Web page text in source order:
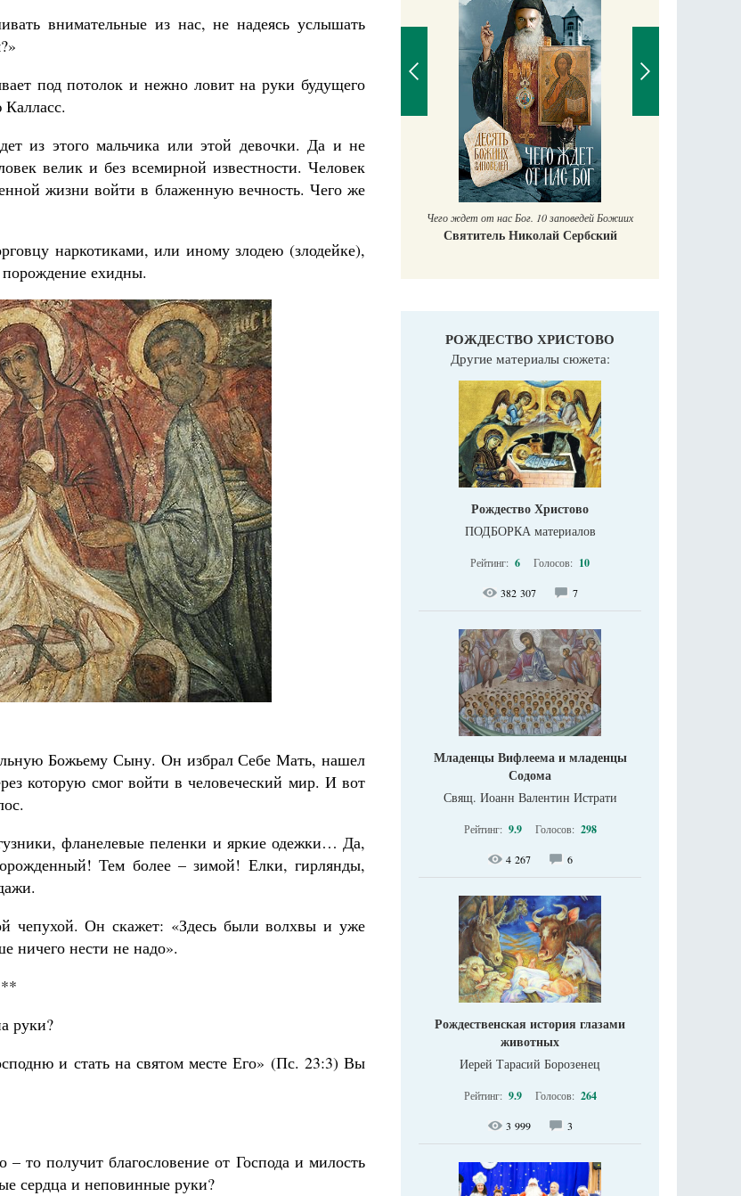
внимательные из нас, не надеясь услышать
под потолок и нежно ловит на руки будущего
из этого мальчика или этой девочки. Да и не
велик и без всемирной известности. Человек
жизни войти в блаженную вечность. Чего же
наркотиками, или иному злодею (злодейке),
порождение ехидны.
Божьему Сыну. Он избрал Себе Мать, нашел
которую смог войти в человеческий мир. И вот
фланелевые пеленки и яркие одежки… Да,
Тем более – зимой! Елки, гирлянды,
чепухой. Он скажет: «Здесь были волхвы и уже
ничего нести не надо».
руки?
и стать на святом месте Его» (Пс. 23:3) Вы
то получит благословение от Господа и милость
сердца и неповинные руки?
Великомученик Георгий Победоносец. Научись у
святого
Чего ждет от нас Бог. 10 заповедей Божиих
Святитель Николай Сербский
РОЖДЕСТВО ХРИСТОВО
Другие материалы сюжета:
Рождество Христово
ПОДБОРКА материалов
Рейтинг: 6 Голосов: 10
382 307 7
Младенцы Вифлеема и младенцы
Содома
Свящ. Иоанн Валентин Истрати
Рейтинг: 9.9 Голосов: 298
4 267 6
Рождественская история глазами
животных
Иерей Тарасий Борозенец
Рейтинг: 9.9 Голосов: 264
3 999 3